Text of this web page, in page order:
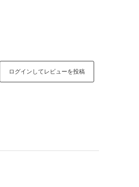
ログインしてレビューを投稿